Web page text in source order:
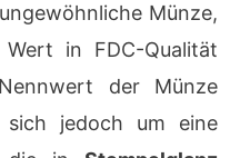
Münze,
in FDC-Qualität
der Münze
jedoch um eine